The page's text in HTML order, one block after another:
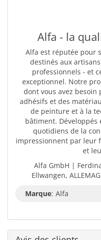
Alfa - la
Alfa est réputée pour
destinés aux
professionnels - et
exceptionnel. Notre
dont vous avez besoin
adhésifs et des
de peinture et à la
bâtiment.
quotidiens de la
impressionnent par leur
et
Alfa GmbH |
Ellwangen,
Marque: Alfa